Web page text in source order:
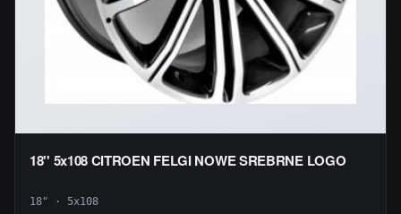
18'' 5x108 CITROEN FELGI NOWE SREBRNE LOGO
18" · 5x108